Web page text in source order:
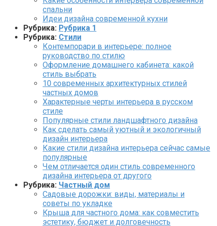
спальни
Идеи дизайна современной кухни
Рубрика: Рубрика 1
Рубрика: Стили
Контемпорари в интерьере: полное
руководство по стилю
Оформление домашнего кабинета: какой
стиль выбрать
10 современных архитектурных стилей
частных домов
Характерные черты интерьера в русском
стиле
Популярные стили ландшафтного дизайна
Как сделать самый уютный и экологичный
дизайн интерьера
Какие стили дизайна интерьера сейчас самые
популярные
Чем отличается один стиль современного
дизайна интерьера от другого
Рубрика: Частный дом
Садовые дорожки: виды, материалы и
советы по укладке
Крыша для частного дома: как совместить
эстетику, бюджет и долговечность